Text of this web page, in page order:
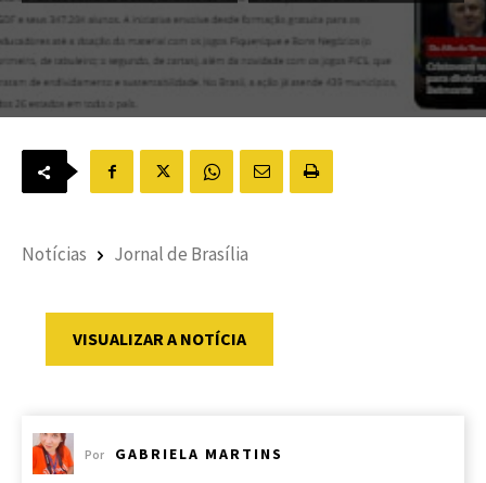
Notícias Jornal de Brasília
VISUALIZAR A NOTÍCIA
Por GABRIELA MARTINS